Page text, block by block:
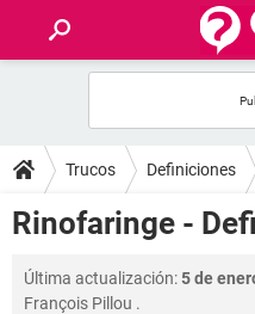
FOROS
SALUD
FAMILIA
Trucos Definiciones
Rinofaringe -
Última actualización:5 de
François Pillou .